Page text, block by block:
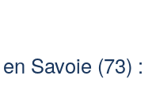
Savoie (73) :